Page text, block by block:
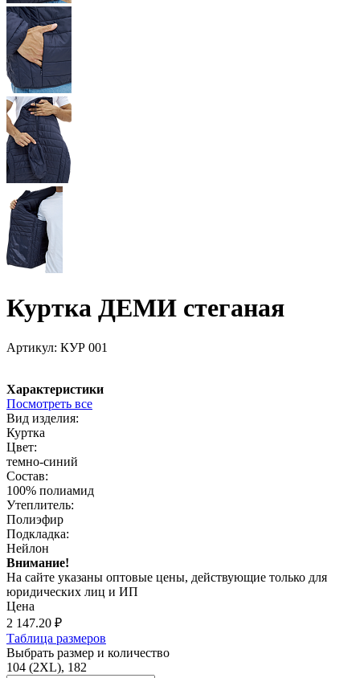
Куртка ДЕМИ стеганая
Артикул: КУР 001
Характеристики
Посмотреть все
Вид изделия:
Куртка
Цвет:
темно-синий
Состав:
100% полиамид
Утеплитель:
Полиэфир
Подкладка:
Нейлон
Внимание!
На сайте указаны оптовые цены, действующие только для
юридических лиц и ИП
Цена
2 147.20 ₽
Таблица размеров
Выбрать размер и количество
104 (2XL), 182